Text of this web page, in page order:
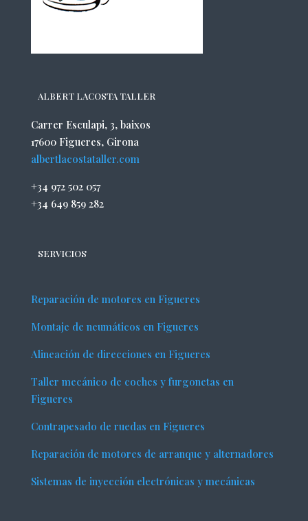
ALBERT LACOSTA TALLER
Carrer Esculapi, 3, baixos
17600 Figueres, Girona
albertlacostataller.com
+34 972 502 057
+34 649 859 282
SERVICIOS
Reparación de motores en Figueres
Montaje de neumáticos en Figueres
Alineación de direcciones en Figueres
Taller mecánico de coches y furgonetas en
Figueres
Contrapesado de ruedas en Figueres
Reparación de motores de arranque y alternadores
Sistemas de inyección electrónicas y mecánicas